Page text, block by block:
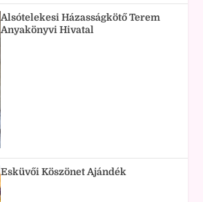
Alsótelekesi Házasságkötő Terem
Anyakönyvi Hivatal
Esküvői Köszönet Ajándék